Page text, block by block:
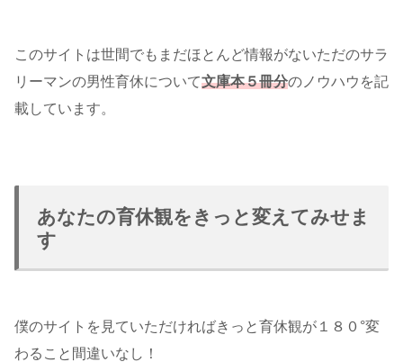
このサイトは世間でもまだほとんど情報がないただのサラ
リーマンの男性育休について文庫本５冊分のノウハウを記
載しています。
あなたの育休観をきっと変えてみせま
す
僕のサイトを見ていただければきっと育休観が１８０°変
わること間違いなし！